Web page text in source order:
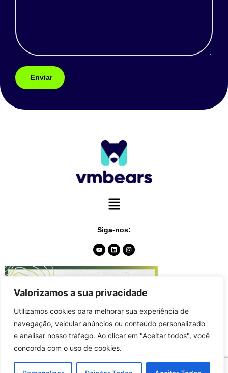
Valorizamos a sua privacidade
Utilizamos cookies para melhorar sua experiência de
navegação, veicular anúncios ou conteúdo personalizado
e analisar nosso tráfego. Ao clicar em "Aceitar todos", você
concorda com o uso de cookies.
Siga-nos: